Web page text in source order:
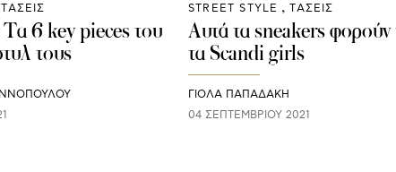
ΤΑΣΕΙΣ
6 key pieces του
τους
STREET STYLE ΤΑΣΕΙΣ
Αυτά τα sneakers
τα Scandi girls
ΓΙΌΛΑ ΠΑΠΑΔΆΚΗ
04 ΣΕΠΤΕΜΒΡΊΟΥ 2021